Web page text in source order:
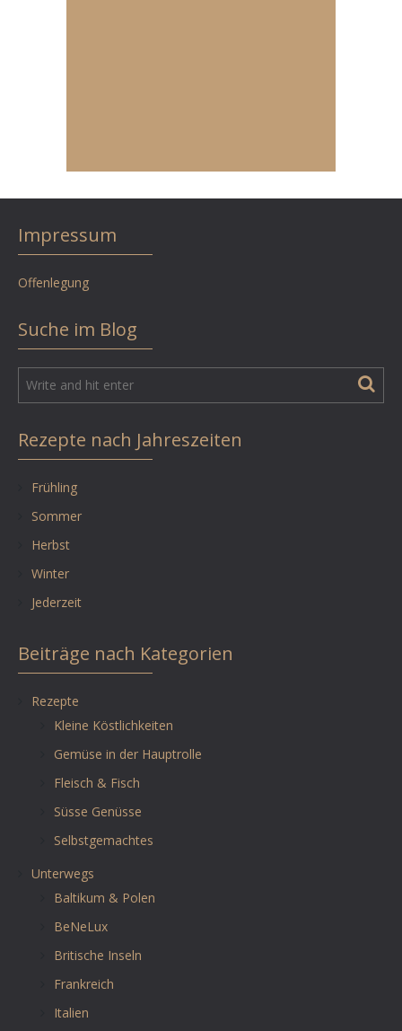
Impressum
Offenlegung
Suche im Blog
Rezepte nach Jahreszeiten
Frühling
Sommer
Herbst
Winter
Jederzeit
Beiträge nach Kategorien
Rezepte
Kleine Köstlichkeiten
Gemüse in der Hauptrolle
Fleisch & Fisch
Süsse Genüsse
Selbstgemachtes
Unterwegs
Baltikum & Polen
BeNeLux
Britische Inseln
Frankreich
Italien